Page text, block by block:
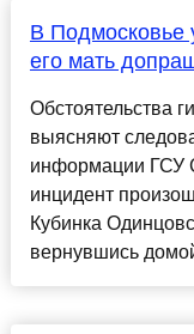
В Подмосковье
его мать
Обстоятельства
выясняют
информации ГСУ
инцидент
Кубинка
вернувшись